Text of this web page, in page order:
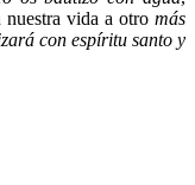
nuestra vida a otro más
con espíritu santo y